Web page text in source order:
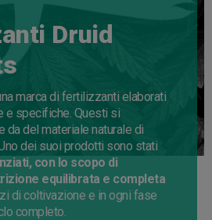
Druid
marca di fertilizzanti elaborati
e specifiche. Questi si
da del materiale naturale di
dei suoi prodotti sono stati
con lo scopo di
equilibrata e completa
di coltivazione e in ogni fase
completo.